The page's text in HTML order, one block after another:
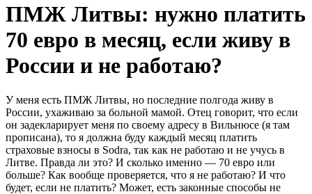
ПМЖ Литвы: нужно платить
70 евро в месяц, если живу в
России и не работаю?
У меня есть ПМЖ Литвы, но последние полгода живу в
России, ухаживаю за больной мамой. Отец говорит, что если
он задекларирует меня по своему адресу в Вильнюсе (я там
прописана), то я должна буду каждый месяц платить
страховые взносы в Sodra, так как не работаю и не учусь в
Литве. Правда ли это? И сколько именно — 70 евро или
больше? Как вообще проверяется, что я не работаю? И что
будет, если не платить? Может, есть законные способы не